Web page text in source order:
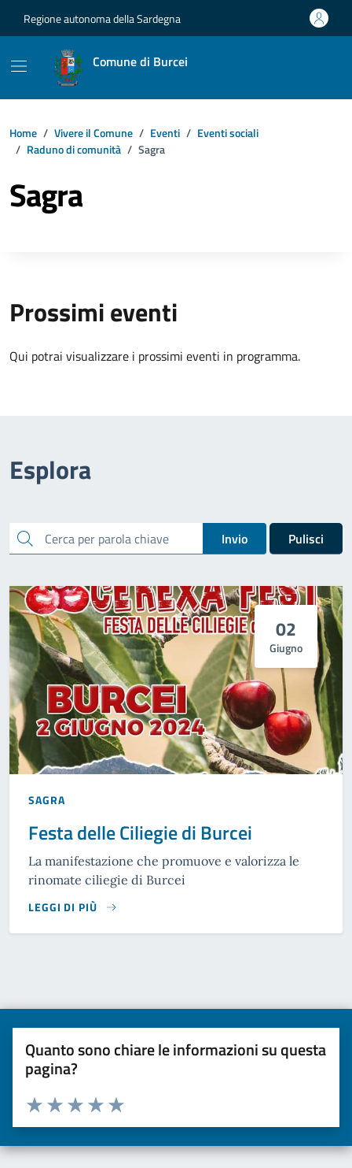
Regione autonoma della Sardegna
Comune di Burcei
Home Vivere il Comune Eventi
Eventi sociali
Raduno di comunità
Sagra
Sagra
Prossimi eventi
Qui potrai visualizzare i prossimi eventi in programma.
Esplora
cerca Invio Pulisci
02
Giugno
SAGRA
Festa delle Ciliegie di Burcei
La manifestazione che promuove e valorizza le
rinomate ciliegie di Burcei
LEGGI DI PIÙ
Quanto sono chiare le informazioni su questa
pagina?
Valuta da 1 a 5 stelle la pagina
Valuta 5 stelle su 5
Valuta 4 stelle su 5
Valuta 3 stelle su 5
Valuta 2 stelle su 5
Valuta una stella su 5